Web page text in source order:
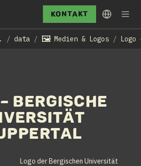
Kontakt
/ data / 🖼️ Medien & Logos /
Bergische
Logo der Bergischen Universität